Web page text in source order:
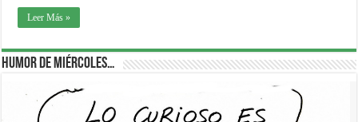
Leer Más »
Humor de Miércoles…